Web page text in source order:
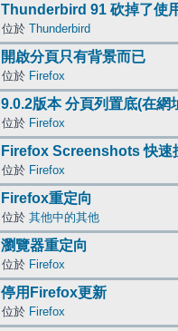
Thunderbird 91 砍掉了使
位於 Thunderbird
開啟分頁只有背景而已
位於 Firefox
9.0.2版本 分頁列置底(在網
位於 Firefox
Firefox Screenshots 快速
位於 Firefox
Firefox重定向
位於 其他中的其他
瀏覽器重定向
位於 Firefox
停用Firefox更新
位於 Firefox